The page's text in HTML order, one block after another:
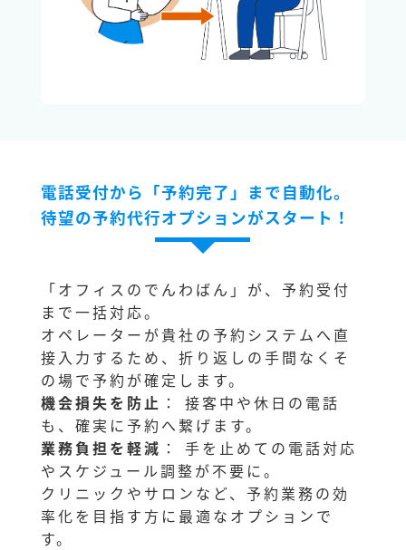
電話受付から「予約完了」まで自動化。
待望の予約代行オプションがスタート！
「オフィスのでんわばん」が、予約受付
まで一括対応。
オペレーターが貴社の予約システムへ直
接入力するため、折り返しの手間なくそ
の場で予約が確定します。
機会損失を防止 ： 接客中や休日の電話
も、確実に予約へ繋げます。
業務負担を軽減 ： 手を止めての電話対応
やスケジュール調整が不要に。
クリニックやサロンなど、予約業務の効
率化を目指す方に最適なオプションで
す。